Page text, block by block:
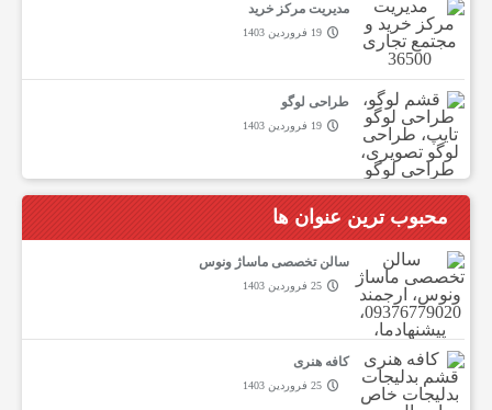
مدیریت مرکز خرید
19 فروردین 1403
طراحی لوگو
19 فروردین 1403
محبوب ترین عنوان ها
سالن تخصصی ماساژ ونوس
25 فروردین 1403
کافه هنری
25 فروردین 1403